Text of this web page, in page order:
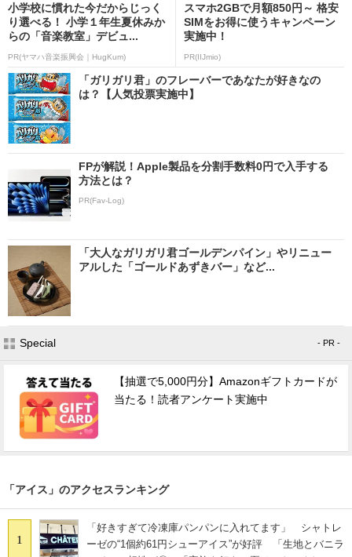
小学校に慣れた今だからじっく
り選べる！ 小学１年生夏休みか
らの「音楽教室」デビュ...
PR(ヤマハ音楽振興会｜HugKum)
スマホ2GBで月額850円～ 格安
SIMをお得に使うキャンペーン
実施中！
PR(IIJmio)
「ガリガリ君」のフレーバーであなたが好きなの
は？【人気投票実施中】
FPが解説！Apple製品を分割手数料0円で入手する
方法とは？
PR(Fav-Log)
「大人なガリガリ君ゴールデンパイン」やリニュー
アルした「ゴールドあずきバー」など...
Special - PR -
【抽選で5,000円分】Amazonギフトカードが
当たる！読者アンケート実施中
「アイス」のアクセスランキング
1
「好きすぎて冷凍庫パンパンに入れてます」 シャトレ
ーゼの“1個約61円シューアイス”が好評 「生地とバニラ